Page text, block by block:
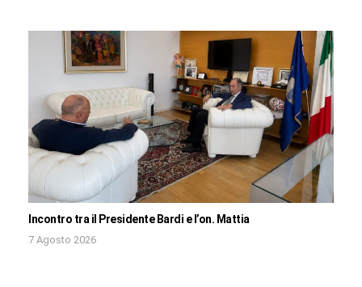
Incontro tra il Presidente Bardi e l’on. Mattia
7 Agosto 2026